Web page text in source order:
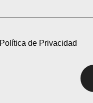
Política de Privacidad